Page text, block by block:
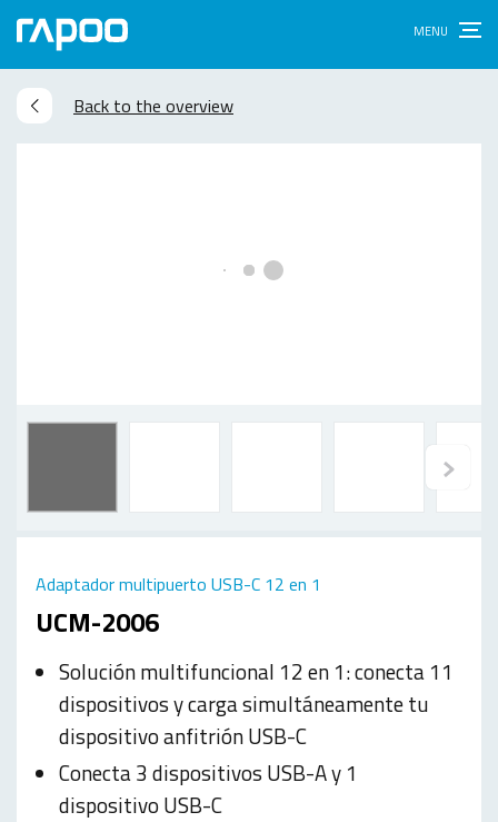
Back to the overview
UCM-2006
Adaptador multipuerto USB-C 12 en 1
Solución multifuncional 12 en 1: conecta 11
dispositivos y carga simultáneamente tu
dispositivo anfitrión USB-C
Conecta 3 dispositivos USB-A y 1
dispositivo USB-C